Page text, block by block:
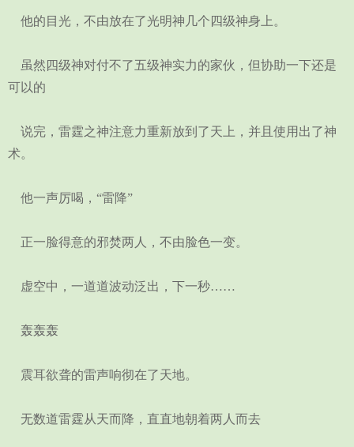
他的目光，不由放在了光明神几个四级神身上。
虽然四级神对付不了五级神实力的家伙，但协助一下还是
可以的
说完，雷霆之神注意力重新放到了天上，并且使用出了神
术。
他一声厉喝，“雷降”
正一脸得意的邪焚两人，不由脸色一变。
虚空中，一道道波动泛出，下一秒……
轰轰轰
震耳欲聋的雷声响彻在了天地。
无数道雷霆从天而降，直直地朝着两人而去